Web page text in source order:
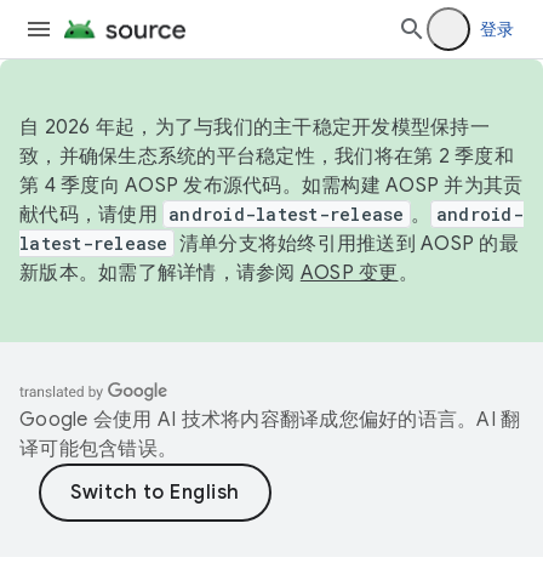
登录
自 2026 年起，为了与我们的主干稳定开发模型保持一
致，并确保生态系统的平台稳定性，我们将在第 2 季度和
第 4 季度向 AOSP 发布源代码。如需构建 AOSP 并为其贡
献代码，请使用 android-latest-release 。
android-
latest-release 清单分支将始终引用推送到 AOSP 的最
新版本。如需了解详情，请参阅 AOSP 变更。
Google 会使用 AI 技术将内容翻译成您偏好的语言。AI 翻
译可能包含错误。